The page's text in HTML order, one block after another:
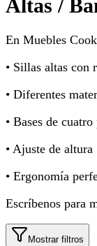
Altas /
En Muebles
• Sillas altas con
• Diferentes
• Bases de
• Ajuste de altura
• Ergonomía
Escríbenos para
Mostrar filtros